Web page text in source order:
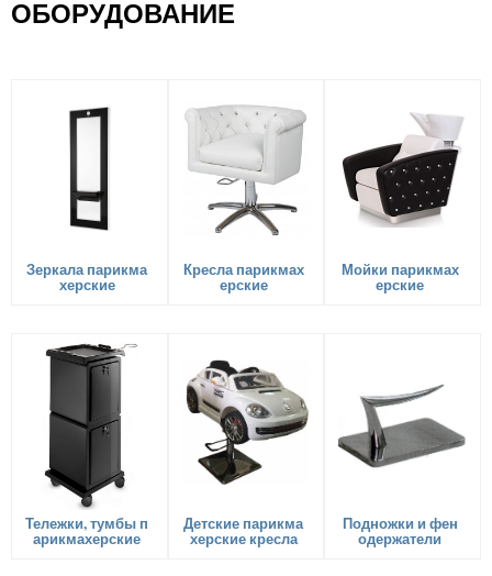
ОБОРУДОВАНИЕ
Зеркала парикма
херские
Кресла парикмах
ерские
Мойки парикмах
ерские
Тележки, тумбы п
арикмахерские
Детские парикма
херские кресла
Подножки и фен
одержатели